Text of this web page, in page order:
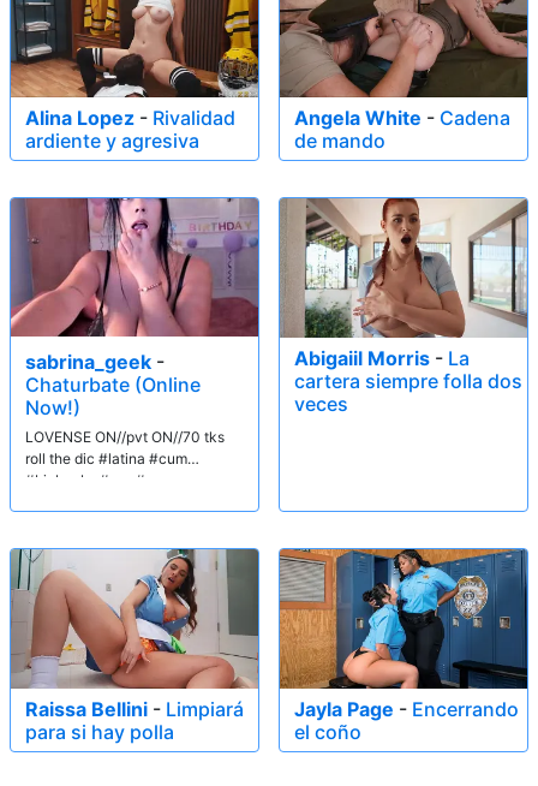
Alina Lopez - Rivalidad
ardiente y agresiva
Angela White - Cadena
de mando
sabrina_geek -
Chaturbate (Online
Now!)
LOVENSE ON//pvt ON//70 tks
roll the dic #latina #cum
#bigboobs #ass #pussy
Abigaiil Morris - La
cartera siempre folla dos
veces
Raissa Bellini - Limpiará
para si hay polla
Jayla Page - Encerrando
el coño